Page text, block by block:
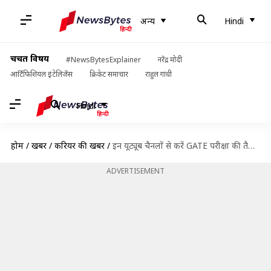
अन्य Hindi
चर्चित विषय #NewsBytesExplainer
नरेंद्र मोदी
आर्टिफिशियल इंटेलिजेंस
क्रिकेट समाचार राहुल गांधी
Hindi
होम / खबरें / करियर की खबरें / इन यूट्यूब चैनलों से करें GATE परीक्षा की तैयारी, मिलेगी सफलता
ADVERTISEMENT